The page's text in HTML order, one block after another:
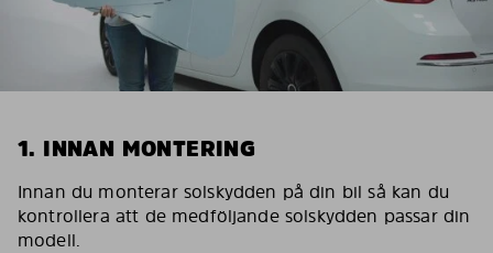
1. INNAN MONTERING
Innan du monterar solskydden på din bil så kan du
kontrollera att de medföljande solskydden passar din
modell.